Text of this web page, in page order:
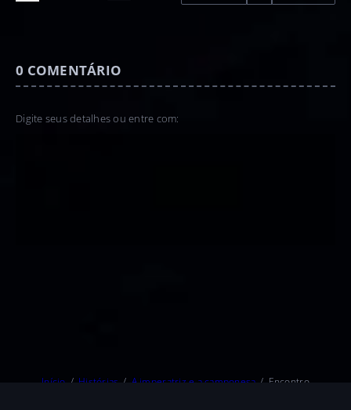
0 COMENTÁRIO
Digite seus detalhes ou entre com:
Início Histórias A imperatriz e a camponesa
Encontro